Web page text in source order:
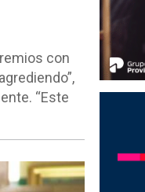
con
“Este